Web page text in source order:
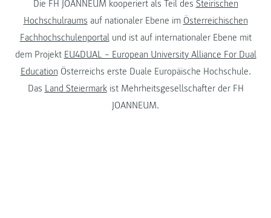
Die FH JOANNEUM kooperiert als Teil des Steirischen
Hochschulraums auf nationaler Ebene im Österreichischen
Fachhochschulenportalund ist auf internationaler Ebene mit
dem Projekt EU4DUAL – European University Alliance For Dual
Education Österreichs erste Duale Europäische Hochschule.
Das Land Steiermarkist Mehrheitsgesellschafter der FH
JOANNEUM.